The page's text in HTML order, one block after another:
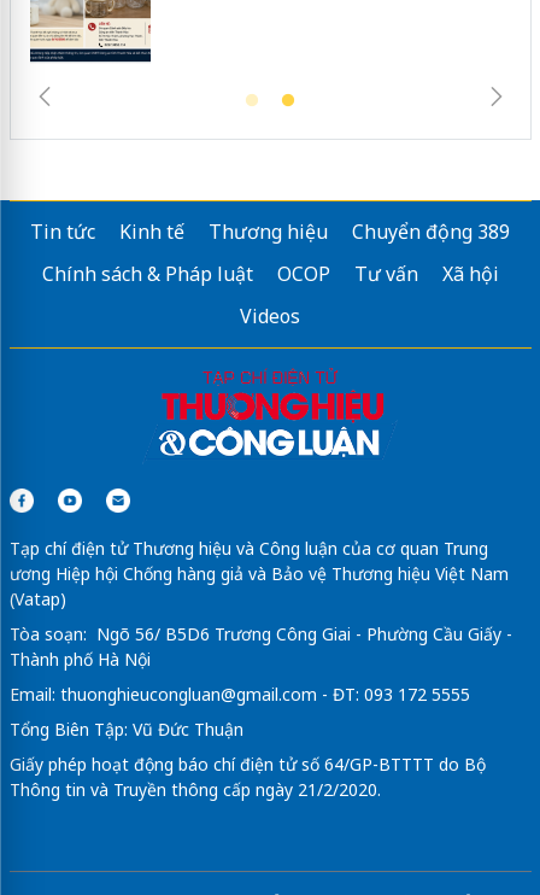
Tin tức Kinh tế Thương hiệu
Chuyển động 389
Chính sách & Pháp luật
OCOP Tư vấn
Xã hội
Videos
Tạp chí điện tử Thương hiệu và Công luận của cơ quan Trung
ương Hiệp hội Chống hàng giả và Bảo vệ Thương hiệu Việt Nam
(Vatap)
Tòa soạn: Ngõ 56/ B5D6 Trương Công Giai - Phường Cầu Giấy -
Thành phố Hà Nội
Email: thuonghieucongluan@gmail.com - ĐT: 093 172 5555
Tổng Biên Tập: Vũ Đức Thuận
Giấy phép hoạt động báo chí điện tử số 64/GP-BTTTT do Bộ
Thông tin và Truyền thông cấp ngày 21/2/2020.